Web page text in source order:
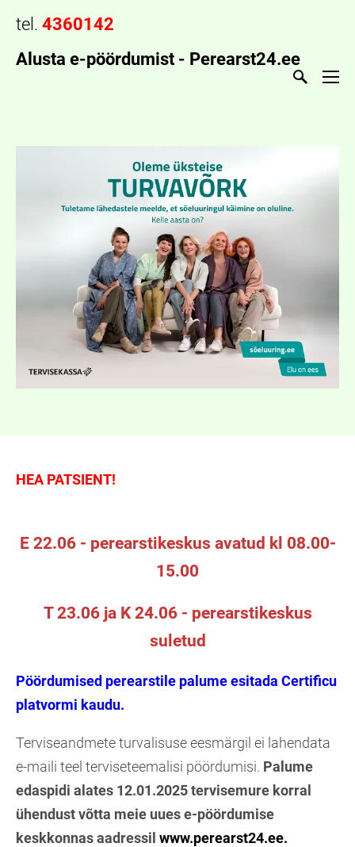
tel. 4360142
Alusta e-pöördumist - Perearst24.ee
HEA PATSIENT!
E 22.06 - perearstikeskus avatud kl 08.00-
15.00
T 23.06 ja K 24.06 - perearstikeskus
suletud
Pöördumised perearstile palume esitada Certificu
platvormi kaudu.
Terviseandmete turvalisuse eesmärgil ei lahendata
e-maili teel terviseteemalisi pöördumisi. Palume
edaspidi alates 12.01.2025 tervisemure korral
ühendust võtta meie uues e-pöördumise
keskkonnas aadressil www.perearst24.ee.